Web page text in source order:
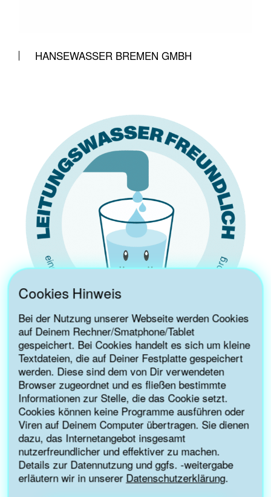
Cookies Hinweis
Bei der Nutzung unserer Webseite werden Cookies
auf Deinem Rechner/Smatphone/Tablet
gespeichert. Bei Cookies handelt es sich um kleine
Textdateien, die auf Deiner Festplatte gespeichert
werden. Diese sind dem von Dir verwendeten
Browser zugeordnet und es fließen bestimmte
Informationen zur Stelle, die das Cookie setzt.
Cookies können keine Programme ausführen oder
Viren auf Deinem Computer übertragen. Sie dienen
dazu, das Internetangebot insgesamt
nutzerfreundlicher und effektiver zu machen.
Details zur Datennutzung und ggfs. -weitergabe
erläutern wir in unserer Datenschutzerklärung.
HANSEWASSER BREMEN GMBH
AUSZEICHNUNG
LEITUNGSWASSERFREUNDLICH
Infos & Kriterien